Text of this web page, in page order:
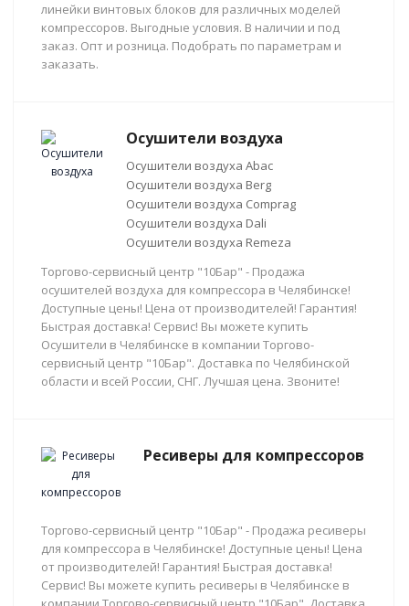
линейки винтовых блоков для различных моделей
компрессоров. Выгодные условия. В наличии и под
заказ. Опт и розница. Подобрать по параметрам и
заказать.
Осушители воздуха
Осушители воздуха Abac
Осушители воздуха Berg
Осушители воздуха Comprag
Осушители воздуха Dali
Осушители воздуха Remeza
Торгово-сервисный центр "10Бар" - Продажа
осушителей воздуха для компрессора в Челябинске!
Доступные цены! Цена от производителей! Гарантия!
Быстрая доставка! Сервис! Вы можете купить
Осушители в Челябинске в компании Торгово-
сервисный центр "10Бар". Доставка по Челябинской
области и всей России, СНГ. Лучшая цена. Звоните!
Ресиверы для компрессоров
Торгово-сервисный центр "10Бар" - Продажа ресиверы
для компрессора в Челябинске! Доступные цены! Цена
от производителей! Гарантия! Быстрая доставка!
Сервис! Вы можете купить ресиверы в Челябинске в